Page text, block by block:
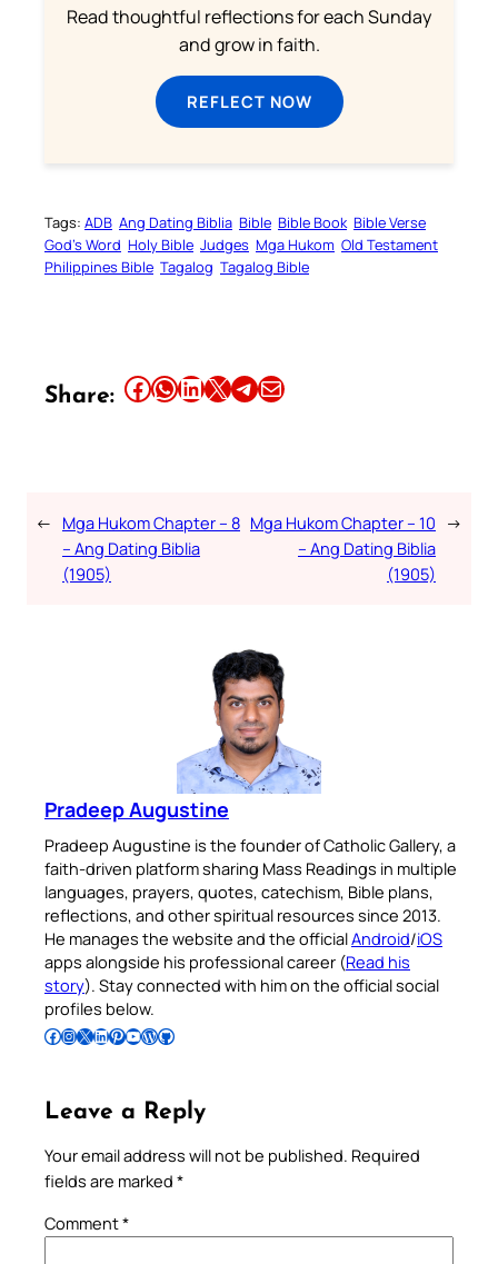
Read thoughtful reflections for each Sunday
and grow in faith.
REFLECT NOW
Tags: ADB Ang Dating Biblia Bible Bible Book Bible Verse
God’s Word Holy Bible Judges Mga Hukom Old Testament
Philippines Bible Tagalog Tagalog Bible
Share: Share this article on Facebook Share this article on WhatsApp Share this article on LinkedIn Share this article on X Share this article on TelegramEmail this Article
← Mga Hukom Chapter – 8
– Ang Dating Biblia
(1905)
Mga Hukom Chapter – 10
– Ang Dating Biblia
(1905)
→
Pradeep Augustine
Pradeep Augustine is the founder of Catholic Gallery, a
faith-driven platform sharing Mass Readings in multiple
languages, prayers, quotes, catechism, Bible plans,
reflections, and other spiritual resources since 2013.
He manages the website and the officialAndroid/iOS
apps alongside his professional career (Read his
story). Stay connected with him on the official social
profiles below.
Follow Pradeep on Facebook Follow Pradeep on InstagramFollow Pradeep on X Follow Pradeep on LinkedIn Follow Pradeep on Pinterest Subscribe to Pradeep’s Youtube Channel Follow Pradeep on WordPress Follow Pradeep on GitHub
Leave a Reply
Your email address will not be published. Required
fields are marked *
Comment*